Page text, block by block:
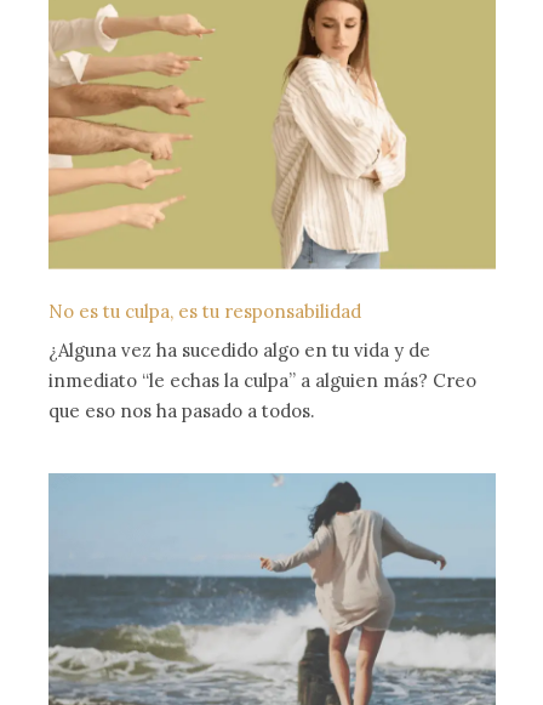
No es tu culpa, es tu responsabilidad
¿Alguna vez ha sucedido algo en tu vida y de
inmediato “le echas la culpa” a alguien más? Creo
que eso nos ha pasado a todos.